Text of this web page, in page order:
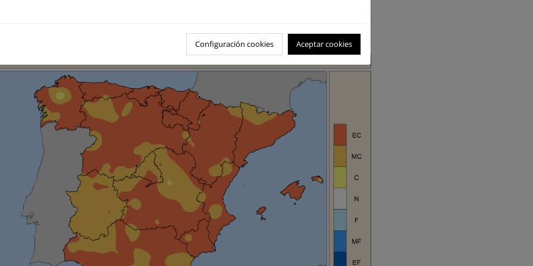
Configuración cookies Aceptar cookies